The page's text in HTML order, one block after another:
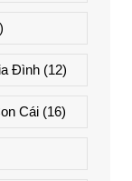
Đình (12)
Cái(16)